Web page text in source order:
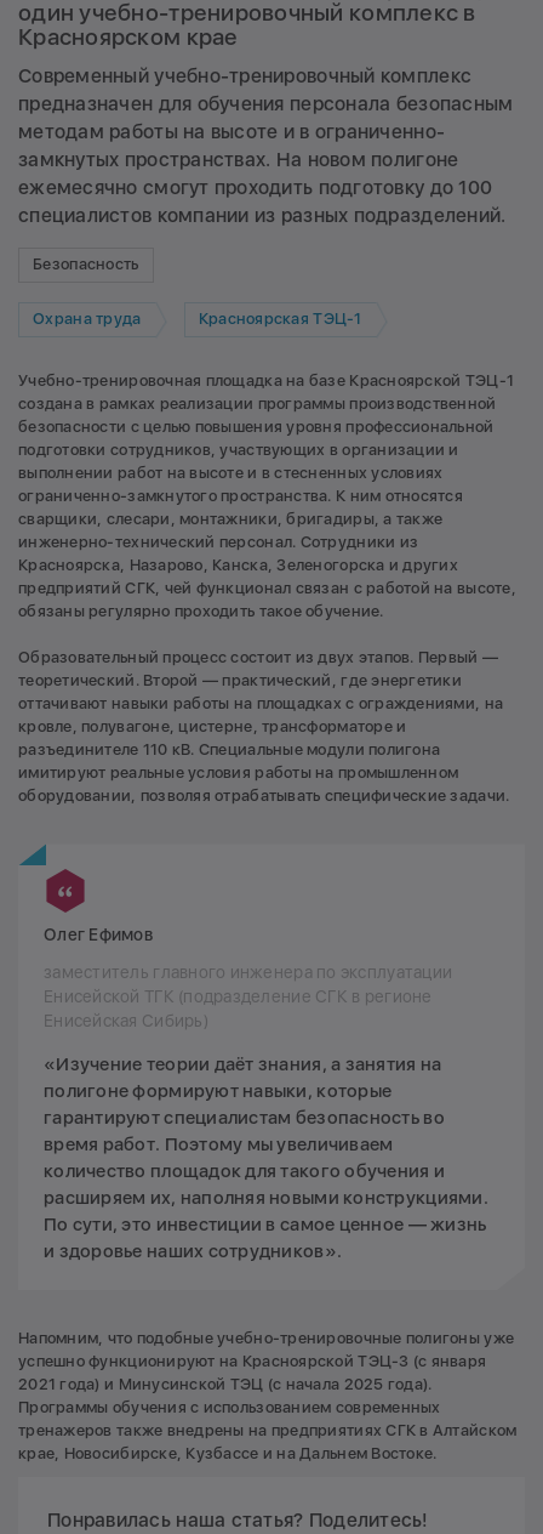
один учебно-тренировочный комплекс в
Красноярском крае
Современный учебно-тренировочный комплекс
предназначен для обучения персонала безопасным
методам работы на высоте и в ограниченно-
замкнутых пространствах. На новом полигоне
ежемесячно смогут проходить подготовку до 100
специалистов компании из разных подразделений.
Безопасность
Охрана труда Красноярская ТЭЦ-1
Учебно-тренировочная площадка на базе Красноярской ТЭЦ-1
создана в рамках реализации программы производственной
безопасности с целью повышения уровня профессиональной
подготовки сотрудников, участвующих в организации и
выполнении работ на высоте и в стесненных условиях
ограниченно-замкнутого пространства. К ним относятся
сварщики, слесари, монтажники, бригадиры, а также
инженерно-технический персонал. Сотрудники из
Красноярска, Назарово, Канска, Зеленогорска и других
предприятий СГК, чей функционал связан с работой на высоте,
обязаны регулярно проходить такое обучение.
Образовательный процесс состоит из двух этапов. Первый —
теоретический. Второй — практический, где энергетики
оттачивают навыки работы на площадках с ограждениями, на
кровле, полувагоне, цистерне, трансформаторе и
разъединителе 110 кВ. Специальные модули полигона
имитируют реальные условия работы на промышленном
оборудовании, позволяя отрабатывать специфические задачи.
Олег Ефимов
заместитель главного инженера по эксплуатации
Енисейской ТГК (подразделение СГК в регионе
Енисейская Сибирь)
«Изучение теории даёт знания, а занятия на
полигоне формируют навыки, которые
гарантируют специалистам безопасность во
время работ. Поэтому мы увеличиваем
количество площадок для такого обучения и
расширяем их, наполняя новыми конструкциями.
По сути, это инвестиции в самое ценное — жизнь
и здоровье наших сотрудников».
Напомним, что подобные учебно-тренировочные полигоны уже
успешно функционируют на Красноярской ТЭЦ-3 (с января
2021 года) и Минусинской ТЭЦ (с начала 2025 года).
Программы обучения с использованием современных
тренажеров также внедрены на предприятиях СГК в Алтайском
крае, Новосибирске, Кузбассе и на Дальнем Востоке.
Понравилась наша статья? Поделитесь!